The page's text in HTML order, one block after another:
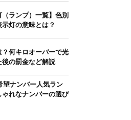
（ランプ）一覧】色別
灯の意味とは？
？何キロオーバーで光
後の罰金など解説
望ナンバー人気ラン
ゃれなナンバーの選び